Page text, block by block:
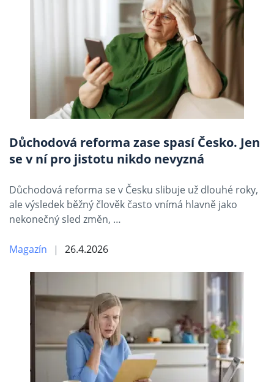
Důchodová reforma zase spasí Česko. Jen
se v ní pro jistotu nikdo nevyzná
Důchodová reforma se v Česku slibuje už dlouhé roky,
ale výsledek běžný člověk často vnímá hlavně jako
nekonečný sled změn, …
Magazín 26.4.2026